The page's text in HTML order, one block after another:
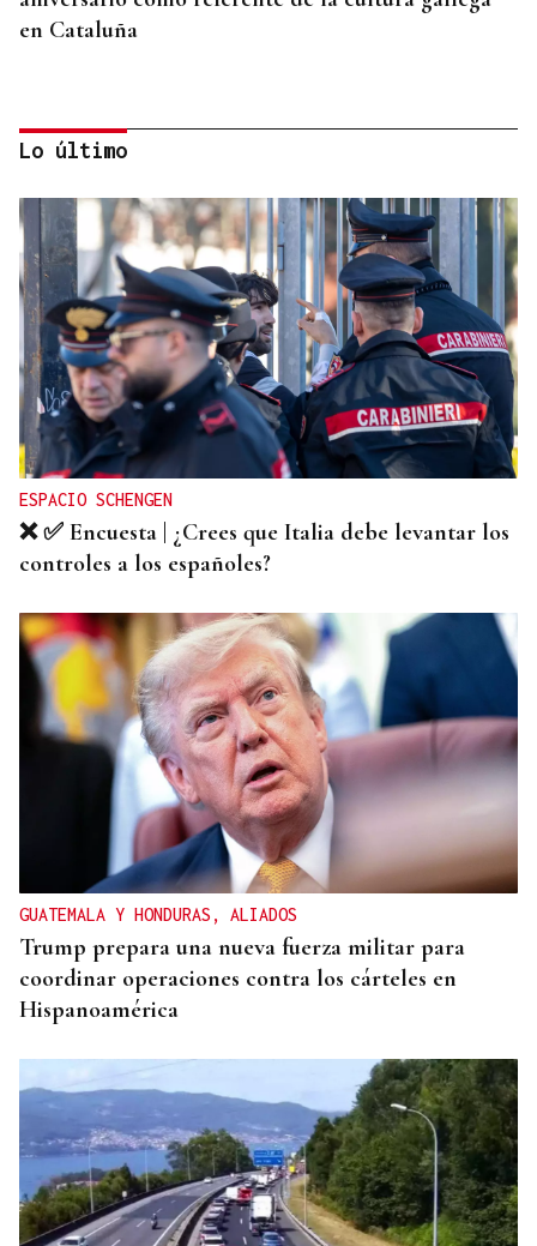
en Cataluña
DEPORTE EN LA DIÁSPORA
La Xunta ratifica su apoyo al Galicia Esporte
Clube de Salvador de Bahía
Lo último
ESPACIO SCHENGEN
❌ ✅ Encuesta | ¿Crees que Italia debe levantar los
controles a los españoles?
GUATEMALA Y HONDURAS, ALIADOS
Trump prepara una nueva fuerza militar para
coordinar operaciones contra los cárteles en
Hispanoamérica